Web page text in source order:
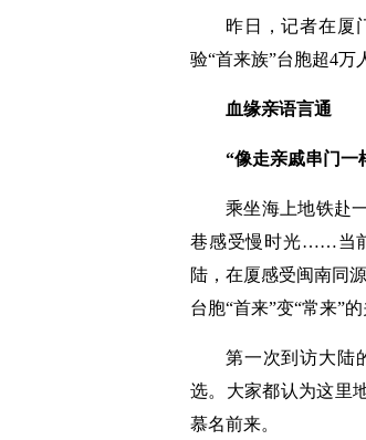
昨日，记者在厦
验“首来族”台胞超4万
血缘亲语言通
“像走亲戚串门一
乘坐海上地铁赴
巷感受慢时光……当
陆，在厦感受闽南同
台胞“首来”变“常来”的
第一次到访大陆
选。大家都认为这里
慕名前来。